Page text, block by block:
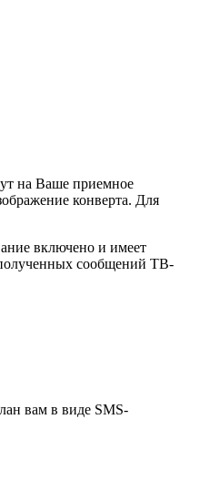
на Ваше приемное
конверта. Для
включено и имеет
полученных сообщений ТВ-
вам в виде SMS-